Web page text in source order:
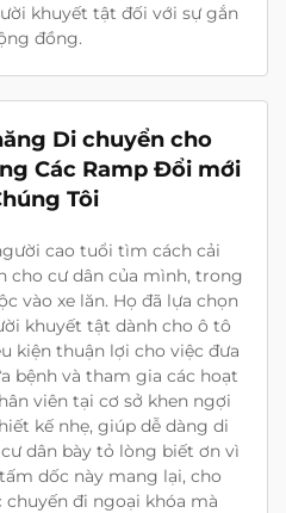
khuyết tật đối với sự gắn
đồng.
Di chuyển cho
Các Ramp Đổi mới
Tôi
cao tuổi tìm cách cải
cho cư dân của mình, trong
vào xe lăn. Họ đã lựa chọn
khuyết tật dành cho ô tô
kiện thuận lợi cho việc đưa
bệnh và tham gia các hoạt
viên tại cơ sở khen ngợi
kế nhẹ, giúp dễ dàng di
dân bày tỏ lòng biết ơn vì
dốc này mang lại, cho
đi ngoại khóa mà